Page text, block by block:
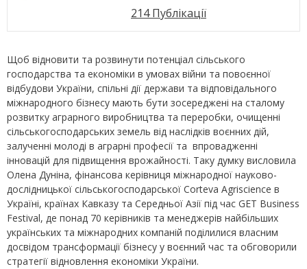
214 Публікації
Щоб відновити та розвинути потенціал сільського
господарства та економіки в умовах війни та повоєнної
відбудови України, спільні дії держави та відповідального
міжнародного бізнесу мають бути зосереджені на сталому
розвитку аграрного виробництва та переробки, очищенні
сільськогосподарських земель від наслідків воєнних дій,
залученні молоді в аграрні професії та впровадженні
інновацій для підвищення врожайності. Таку думку висловила
Олена Дуніна, фінансова керівниця міжнародної науково-
дослідницької сільськогосподарської Corteva Agriscience в
Україні, країнах Кавказу та Середньої Азії під час GET Business
Festival, де понад 70 керівників та менеджерів найбільших
українських та міжнародних компаній поділилися власним
досвідом трансформації бізнесу у воєнний час та обговорили
стратегії відновлення економіки України.